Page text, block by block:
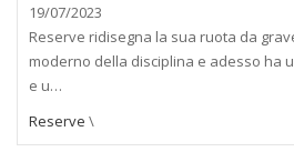
19/07/2023
Reserve ridisegna la sua ruota da
moderno della disciplina e adesso ha
e u…
Reserve \